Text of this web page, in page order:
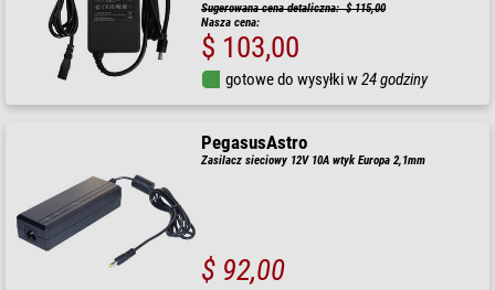
Sugerowana cena detaliczna: $ 115,00
Nasza cena:
$ 103,00
gotowe do wysyłki w24 godziny
PegasusAstro
Zasilacz sieciowy 12V 10A wtyk Europa 2,1mm
$ 92,00